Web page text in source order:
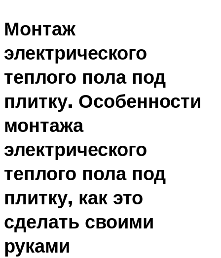
Монтаж
электрического
теплого пола под
плитку. Особенности
монтажа
электрического
теплого пола под
плитку, как это
сделать своими
руками